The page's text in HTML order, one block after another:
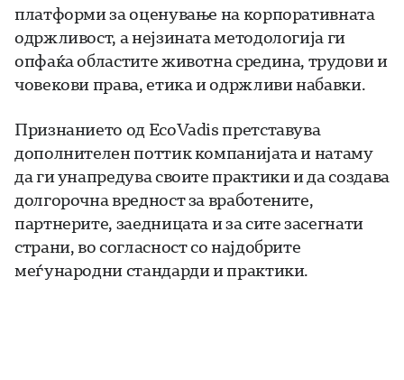
платформи за оценување на корпоративната
одржливост, а нејзината методологија ги
опфаќа областите животна средина, трудови и
човекови права, етика и одржливи набавки.
Признанието од EcoVadis претставува
дополнителен поттик компанијата и натаму
да ги унапредува своите практики и да создава
долгорочна вредност за вработените,
партнерите, заедницата и за сите засегнати
страни, во согласност со најдобрите
меѓународни стандарди и практики.